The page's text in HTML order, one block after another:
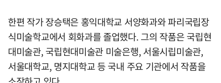
한편 작가 장승택은 홍익대학교 서양화과와 파리국립장
식미술학교에서 회화과를 졸업했다. 그의 작품은 국립현
대미술관, 국립현대미술관 미술은행, 서울시립미술관,
서울대학교, 명지대학교 등 국내 주요 기관에서 작품을